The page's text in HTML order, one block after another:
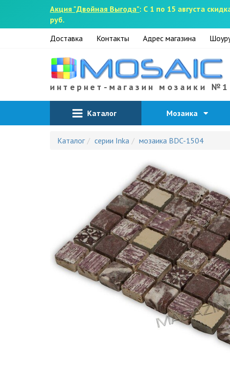
Акция "Двойная Выгода": С 1 по 15 августа
руб.
Доставка Контакты Адрес магазина
интернет-магазин мозаики №1
Каталог Мозаика
Каталог серии Inka мозаика BDC-1504